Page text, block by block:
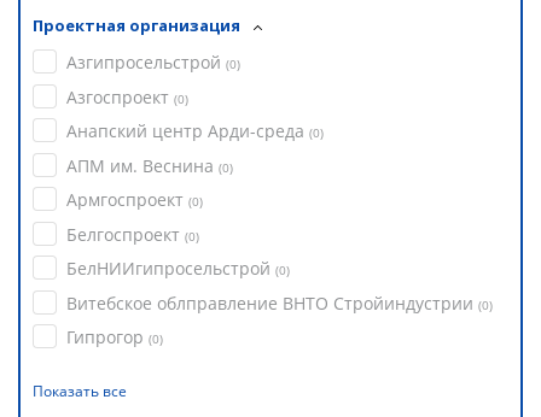
Проектная организация
Азгипросельстрой (0)
Азгоспроект (0)
Анапский центр Арди-среда (0)
АПМ им. Веснина (0)
Армгоспроект (0)
Белгоспроект (0)
БелНИИгипросельстрой (0)
Витебское облправление ВНТО Стройиндустрии (0)
Гипрогор (0)
Показать все